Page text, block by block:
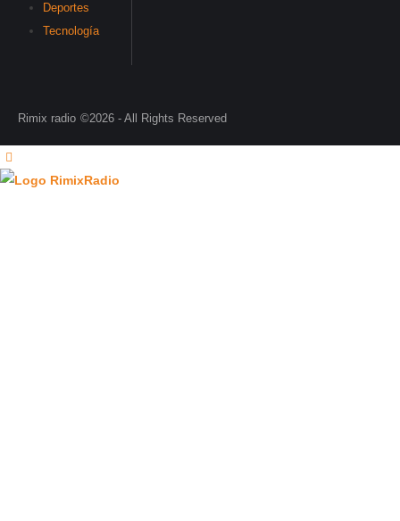
Deportes
Tecnología
Rimix radio ©2026 - All Rights Reserved